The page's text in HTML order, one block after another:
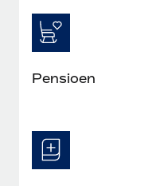
Pensioen